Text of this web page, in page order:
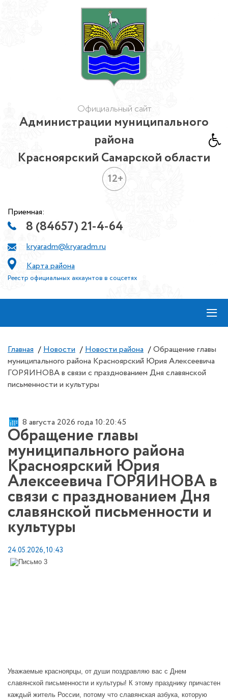
Официальный сайт
Администрации муниципального
района
Красноярский Самарской области
12+
Приемная:
8 (84657) 21-4-64
kryaradm@kryaradm.ru
Карта района
Реестр официальных аккаунтов в соцсетях
≡
Главная / Новости / Новости района / Обращение главы
муниципального района Красноярский Юрия Алексеевича
ГОРЯИНОВА в связи с празднованием Дня славянской
письменности и культуры
8 августа 2026 года 10:20:45
Обращение главы
муниципального района
Красноярский Юрия
Алексеевича ГОРЯИНОВА в
связи с празднованием Дня
славянской письменности и
культуры
24.05.2026, 10:43
Уважаемые красноярцы, от души поздравляю вас с Днем
славянской письменности и культуры! К этому празднику причастен
каждый житель России, потому что славянская азбука, которую